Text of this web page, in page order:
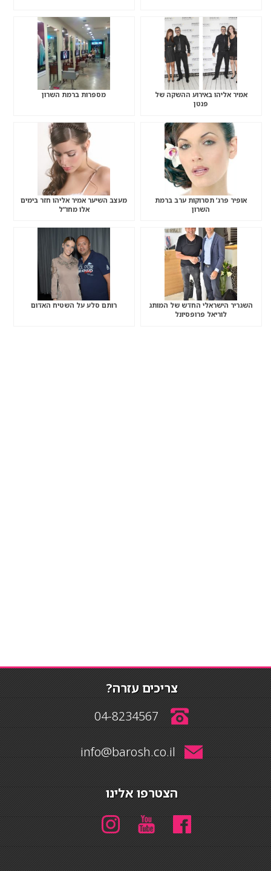
אמיר אליהו באירוע ההשקה של
פנטן
מספרות ברמת השרון
אופיר פרג’ תסרוקות ערב ברמת
השרון
מעצב השיער אמיר אליהו חזר בימים
אלו מחו”ל
השגריר הישראלי החדש של המותג
לוריאל פרופסיונל
רותם סלע על השטיח האדום
צריכים עזרה?
04-8234567
info@barosh.co.il
הצטרפו אלינו